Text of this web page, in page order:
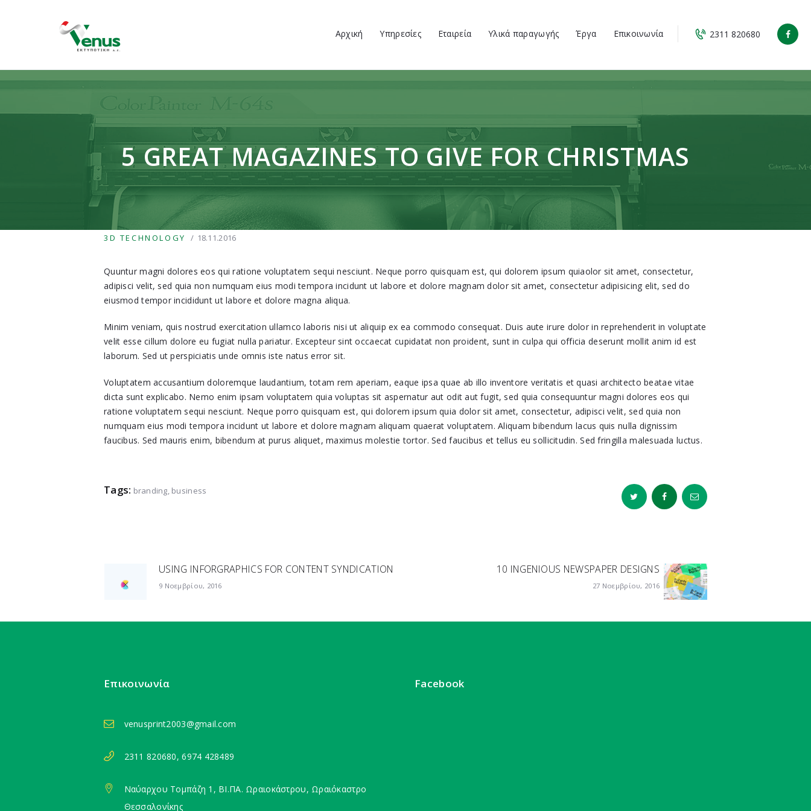
Αρχική Υπηρεσίες Εταιρεία Υλικά παραγωγής Έργα Επικοινωνία 2311 820680
5 GREAT MAGAZINES TO GIVE FOR CHRISTMAS
VENUS ΕΚΤΥΠΩΤΙΚΗ
Υπηρεσίες
Έργα
Επικοινωνία
3D TECHNOLOGY 18.11.2016
Quuntur magni dolores eos qui ratione voluptatem sequi nesciunt. Neque porro quisquam est, qui dolorem ipsum quiaolor sit amet, consectetur,
adipisci velit, sed quia non numquam eius modi tempora incidunt ut labore et dolore magnam dolor sit amet, consectetur adipisicing elit, sed do
eiusmod tempor incididunt ut labore et dolore magna aliqua.
Minim veniam, quis nostrud exercitation ullamco laboris nisi ut aliquip ex ea commodo consequat. Duis aute irure dolor in reprehenderit in voluptate
velit esse cillum dolore eu fugiat nulla pariatur. Excepteur sint occaecat cupidatat non proident, sunt in culpa qui officia deserunt mollit anim id est
laborum. Sed ut perspiciatis unde omnis iste natus error sit.
Voluptatem accusantium doloremque laudantium, totam rem aperiam, eaque ipsa quae ab illo inventore veritatis et quasi architecto beatae vitae
dicta sunt explicabo. Nemo enim ipsam voluptatem quia voluptas sit aspernatur aut odit aut fugit, sed quia consequuntur magni dolores eos qui
ratione voluptatem sequi nesciunt. Neque porro quisquam est, qui dolorem ipsum quia dolor sit amet, consectetur, adipisci velit, sed quia non
numquam eius modi tempora incidunt ut labore et dolore magnam aliquam quaerat voluptatem. Aliquam bibendum lacus quis nulla dignissim
faucibus. Sed mauris enim, bibendum at purus aliquet, maximus molestie tortor. Sed faucibus et tellus eu sollicitudin. Sed fringilla malesuada luctus.
Tags: branding, business
ΠΛΟΉΓΗΣΗ
Previous
post:
USING INFORGRAPHICS FOR CONTENT SYNDICATION
9 Νοεμβρίου, 2016
Next
post:
10 INGENIOUS NEWSPAPER DESIGNS
27 Νοεμβρίου, 2016
Επικοινωνία
venusprint2003@gmail.com
2311 820680, 6974 428489
Ναύαρχου Τομπάζη 1, ΒΙ.ΠΑ. Ωραιοκάστρου, Ωραιόκαστρο
Θεσσαλονίκης
Facebook